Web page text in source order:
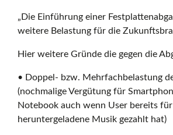
h„Die Einführung einer
weitere Belastung für die
Hier weitere Gründe die gegen die
• Doppel- bzw. Mehrfachbelastung
(nochmalige Vergütung für
Notebook auch wenn User bereits für
heruntergeladene Musik gezahlt hat)